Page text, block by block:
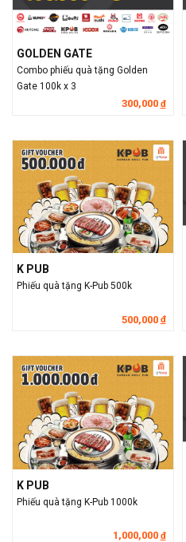
GOLDEN GATE
Combo phiếu quà tặng Golden
Gate 100k x 3
300,000 đ
K PUB
Phiếu quà tặng K-Pub 500k
500,000 đ
K PUB
Phiếu quà tặng K-Pub 1000k
1,000,000 đ